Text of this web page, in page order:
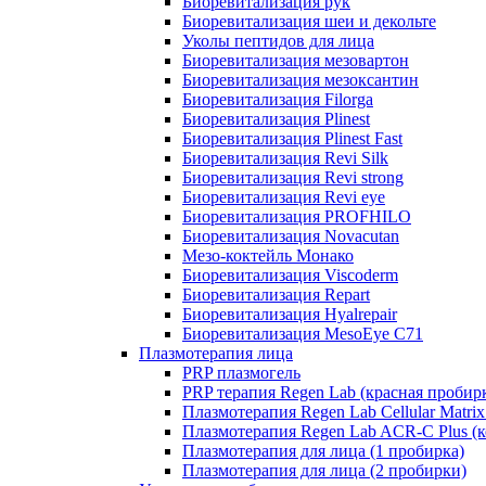
Биоревитализация шеи и декольте
Уколы пептидов для лица
Биоревитализация мезовартон
Биоревитализация мезоксантин
Биоревитализация Filorga
Биоревитализация Plinest
Биоревитализация Plinest Fast
Биоревитализация Revi Silk
Биоревитализация Revi strong
Биоревитализация Revi eye
Биоревитализация PROFHILO
Биоревитализация Novacutan
Мезо-коктейль Монако
Биоревитализация Viscoderm
Биоревитализация Repart
Биоревитализация Hyalrepair
Биоревитализация MesoEye C71
Плазмотерапия лица
PRP плазмогель
PRP терапия Regen Lab (красная
Плазмотерапия Regen Lab Cellular
Плазмотерапия Regen Lab ACR-C Plus
Плазмотерапия для лица (1 пробирка)
Плазмотерапия для лица (2 пробирки)